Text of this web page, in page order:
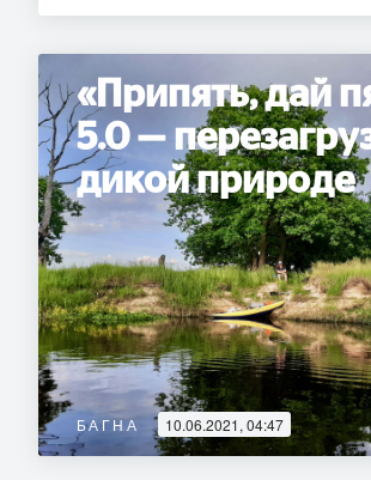
«Припять, дай
5.0 —
дикой природе
БАГНА 10.06.2021, 04:47